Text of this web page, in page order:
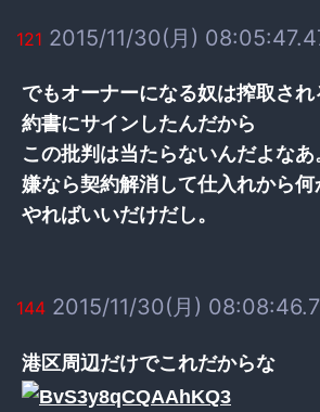
121 2015/11/30(月)
でもオーナーになる奴は搾取さ
約書にサインしたんだから
この批判は当たらないんだよなあ
嫌なら契約解消して仕入れから
やればいいだけだし。
144 2015/11/30(月)
港区周辺だけでこれだからな